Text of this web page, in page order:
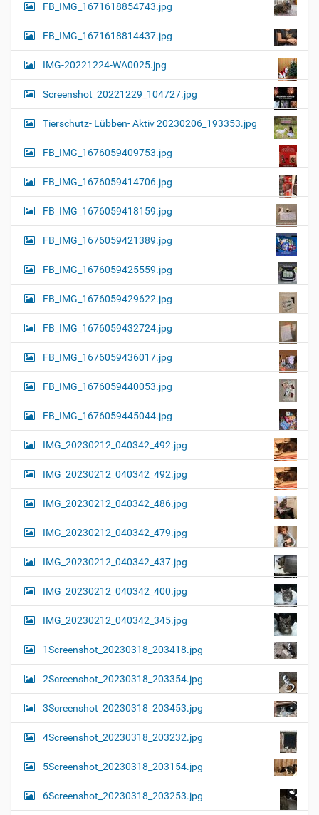
FB_IMG_1671618854743.jpg
FB_IMG_1671618814437.jpg
IMG-20221224-WA0025.jpg
Screenshot_20221229_104727.jpg
Tierschutz- Lübben- Aktiv 20230206_193353.jpg
FB_IMG_1676059409753.jpg
FB_IMG_1676059414706.jpg
FB_IMG_1676059418159.jpg
FB_IMG_1676059421389.jpg
FB_IMG_1676059425559.jpg
FB_IMG_1676059429622.jpg
FB_IMG_1676059432724.jpg
FB_IMG_1676059436017.jpg
FB_IMG_1676059440053.jpg
FB_IMG_1676059445044.jpg
IMG_20230212_040342_492.jpg
IMG_20230212_040342_492.jpg
IMG_20230212_040342_486.jpg
IMG_20230212_040342_479.jpg
IMG_20230212_040342_437.jpg
IMG_20230212_040342_400.jpg
IMG_20230212_040342_345.jpg
1Screenshot_20230318_203418.jpg
2Screenshot_20230318_203354.jpg
3Screenshot_20230318_203453.jpg
4Screenshot_20230318_203232.jpg
5Screenshot_20230318_203154.jpg
6Screenshot_20230318_203253.jpg